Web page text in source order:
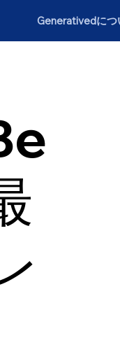
Generativedにつ